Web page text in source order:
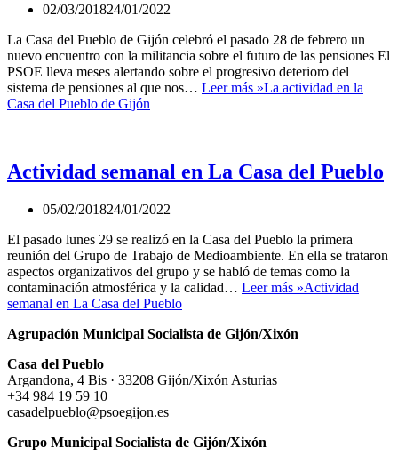
02/03/201824/01/2022
La Casa del Pueblo de Gijón celebró el pasado 28 de febrero un
nuevo encuentro con la militancia sobre el futuro de las pensiones El
PSOE lleva meses alertando sobre el progresivo deterioro del
sistema de pensiones al que nos… Leer más »La actividad en la
Casa del Pueblo de Gijón
Actividad semanal en La Casa del Pueblo
05/02/201824/01/2022
El pasado lunes 29 se realizó en la Casa del Pueblo la primera
reunión del Grupo de Trabajo de Medioambiente. En ella se trataron
aspectos organizativos del grupo y se habló de temas como la
contaminación atmosférica y la calidad… Leer más »Actividad
semanal en La Casa del Pueblo
Agrupación Municipal Socialista de Gijón/Xixón
Casa del Pueblo
Argandona, 4 Bis · 33208 Gijón/Xixón Asturias
+34 984 19 59 10
casadelpueblo@psoegijon.es
Grupo Municipal Socialista de Gijón/Xixón